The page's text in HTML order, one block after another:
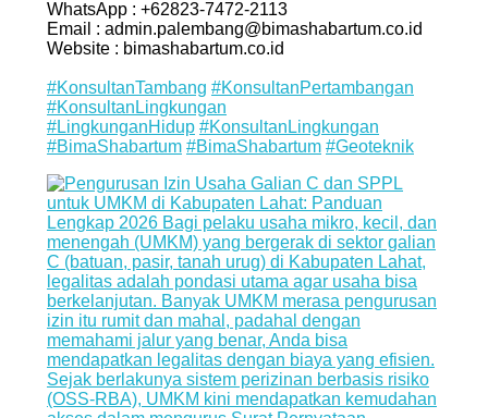
WhatsApp : +62823-7472-2113
Email : admin.palembang@bimashabartum.co.id
Website : bimashabartum.co.id
#KonsultanTambang #KonsultanPertambangan
#KonsultanLingkungan
#LingkunganHidup #KonsultanLingkungan
#BimaShabartum #BimaShabartum #Geoteknik